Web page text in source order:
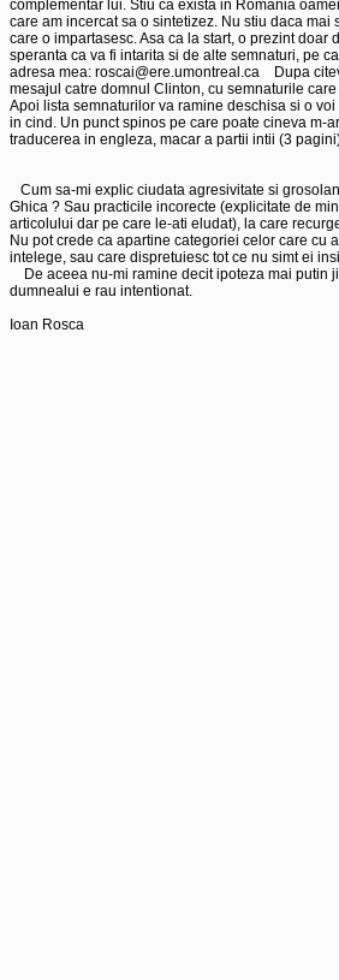
complementar lui. Stiu ca exista in Romania
care am incercat sa o sintetizez. Nu stiu daca mai
care o impartasesc. Asa ca la start, o prezint doar
speranta ca va fi intarita si de alte semnaturi, pe
adresa mea: roscai@ere.umontreal.ca    Dupa
mesajul catre domnul Clinton, cu semnaturile
Apoi lista semnaturilor va ramine deschisa si o
in cind. Un punct spinos pe care poate cineva m-
traducerea in engleza, macar a partii intii (3
Cum sa-mi explic ciudata agresivitate si
Ghica ? Sau practicile incorecte (explicitate de
articolului dar pe care le-ati eludat), la care
Nu pot crede ca apartine categoriei celor care cu
intelege, sau care dispretuiesc tot ce nu simt ei
De aceea nu-mi ramine decit ipoteza mai putin
dumnealui e rau intentionat.
Ioan Rosca